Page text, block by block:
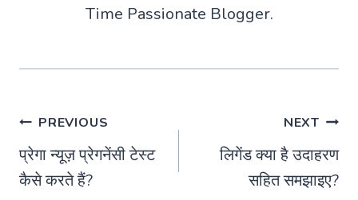
Time Passionate Blogger.
Post
navigation
PREVIOUS
प्रेगा न्यूज़ प्रेगनेंसी टेस्ट
कैसे करते हैं?
NEXT
लिगेंड क्या है उदाहरण
सहित समझाइए?